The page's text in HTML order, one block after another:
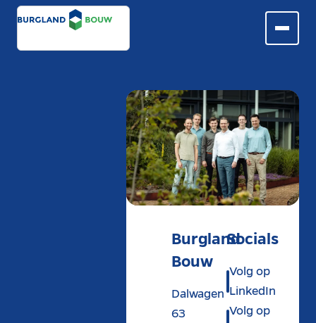
Burgland
Bouw
Dalwagen
63
Socials
Volg op
LinkedIn
Volg op